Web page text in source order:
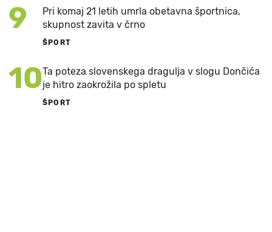
9
Pri komaj 21 letih umrla obetavna športnica,
skupnost zavita v črno
ŠPORT
10Ta poteza slovenskega dragulja v slogu Dončića
je hitro zaokrožila po spletu
ŠPORT